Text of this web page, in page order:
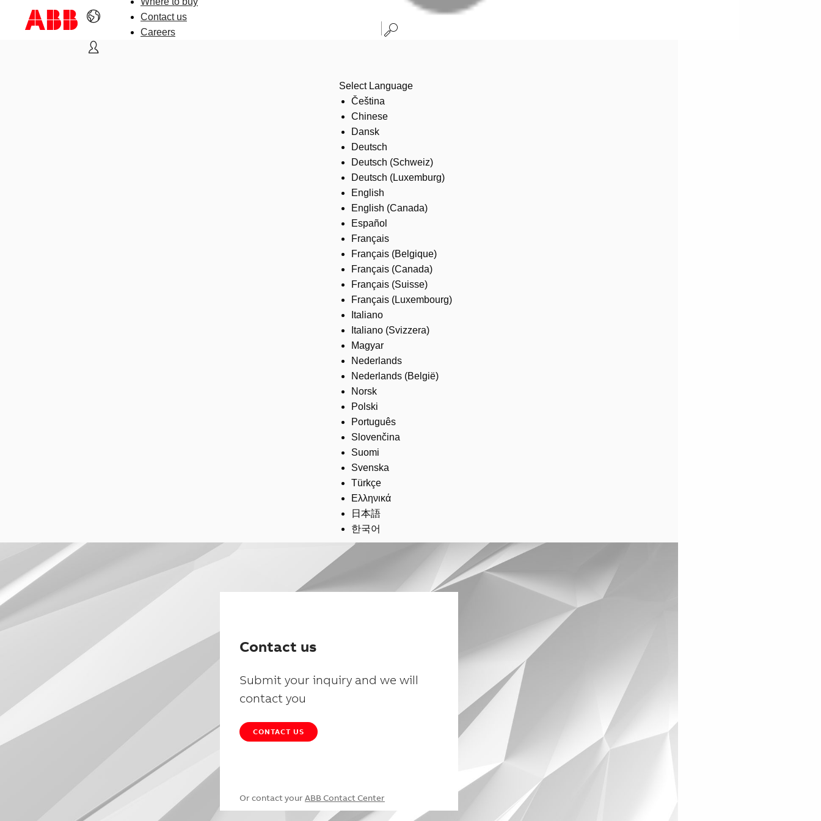
Contact us
Careers
Select Language
Čeština
Chinese
Dansk
Deutsch
Deutsch (Schweiz)
Deutsch (Luxemburg)
English
English (Canada)
Español
Français
Français (Belgique)
Français (Canada)
Français (Suisse)
Français (Luxembourg)
Italiano
Italiano (Svizzera)
Magyar
Nederlands
Nederlands (België)
Norsk
Polski
Português
Slovenčina
Suomi
Svenska
Türkçe
Ελληνικά
日本語
한국어
Contact us
Submit your inquiry and we will
contact you
CONTACT US
Or contact your ABB Contact Center